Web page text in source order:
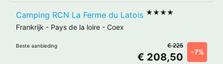
Camping RCN La Ferme du Latois ★★★★
Frankrijk - Pays de la loire - Coex
Beste aanbieding
€ 208,50 -7%
€ 225